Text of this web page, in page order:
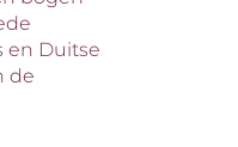
en Duitse
de